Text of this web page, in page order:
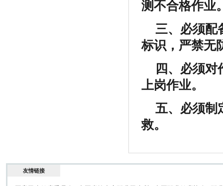
测不合格作业
三、必须配
标识，严禁无
四、必须
上岗作业。
五、必须制
救。
友情链接